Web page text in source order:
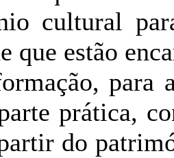
cultural
que estão
para
prática,
do